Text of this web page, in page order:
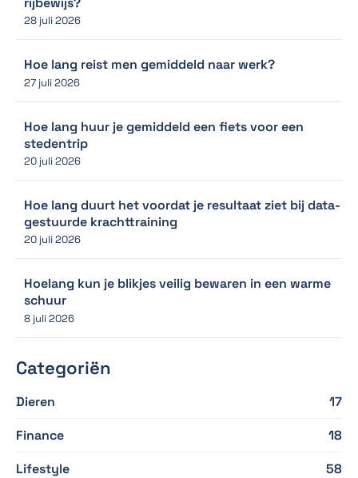
28 juli 2026
Hoe lang reist men gemiddeld naar werk?
27 juli 2026
Hoe lang huur je gemiddeld een fiets voor een
stedentrip
20 juli 2026
Hoe lang duurt het voordat je resultaat ziet bij data-
gestuurde krachttraining
20 juli 2026
Hoelang kun je blikjes veilig bewaren in een warme
schuur
8 juli 2026
Categoriën
Dieren
17
Finance
18
Lifestyle
58